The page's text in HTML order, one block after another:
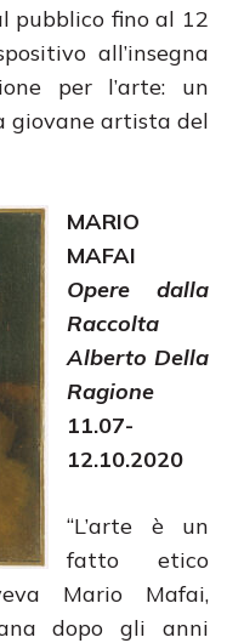
pubblico fino al 12
all’insegna
per l’arte: un
giovane artista del
MARIO
MAFAI
Opere dalla
Raccolta
Alberto Della
Ragione
11.07-
12.10.2020
“L’arte è un
fatto etico
Mario Mafai,
dopo gli anni